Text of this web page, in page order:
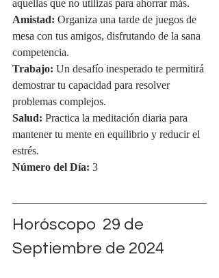
aquellas que no utilizas para ahorrar más.
Amistad: Organiza una tarde de juegos de
mesa con tus amigos, disfrutando de la sana
competencia.
Trabajo: Un desafío inesperado te permitirá
demostrar tu capacidad para resolver
problemas complejos.
Salud: Practica la meditación diaria para
mantener tu mente en equilibrio y reducir el
estrés.
Número del Día: 3
Horóscopo  29 de
Septiembre de 2024